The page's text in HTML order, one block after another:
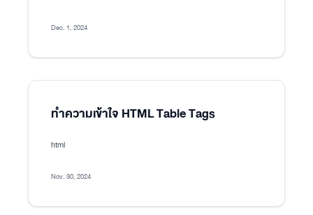
Dec. 1, 2024
ทำความเข้าใจ HTML Table Tags
html
Nov. 30, 2024